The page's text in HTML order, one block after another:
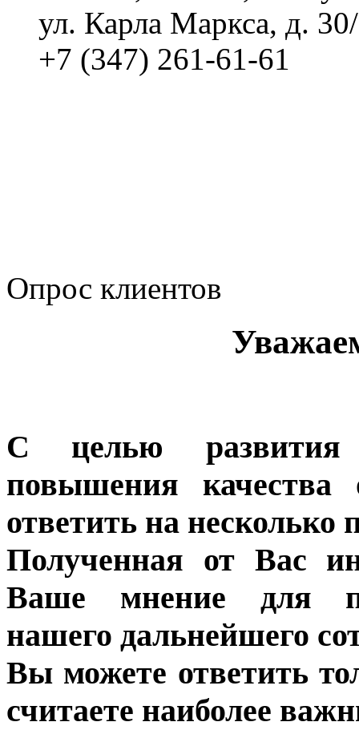
ул. Карла Маркса, д.
+7 (347) 261-61-61
Опрос клиентов
С целью развития
повышения качества
ответить на несколько
Полученная от Вас
Ваше мнение для
нашего дальнейшего
Вы можете ответить
считаете наиболее